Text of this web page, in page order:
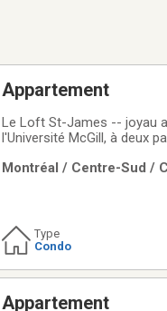
Appartement
Le Loft St-James -- joyau
l'Université McGill, à deux
chambre principale est
Montréal / Centre-Sud /
Type
Condo
Appartement